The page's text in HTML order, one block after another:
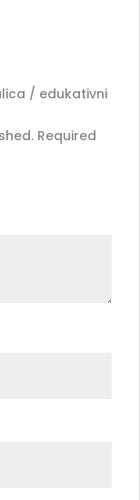
/ edukativni
Required